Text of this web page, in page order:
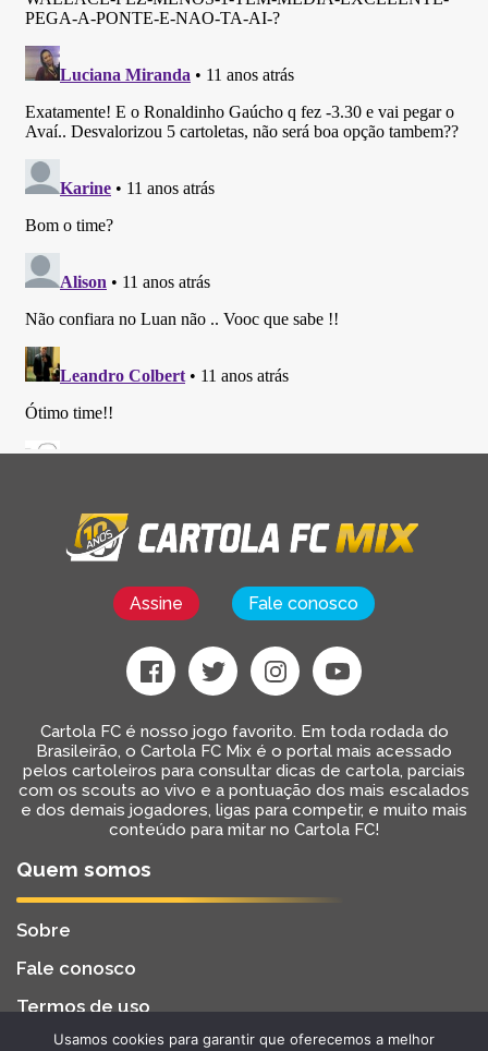
Assine Fale conosco
Cartola FC é nosso jogo favorito. Em toda rodada do
Brasileirão, o Cartola FC Mix é o portal mais acessado
pelos cartoleiros para consultar dicas de cartola, parciais
com os scouts ao vivo e a pontuação dos mais escalados
e dos demais jogadores, ligas para competir, e muito mais
conteúdo para mitar no Cartola FC!
Quem somos
Sobre
Fale conosco
Termos de uso
Usamos cookies para garantir que oferecemos a melhor